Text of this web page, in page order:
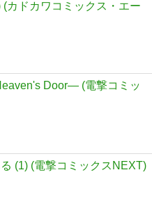
カドカワコミックス・エー
Door― (電撃コミッ
(1) (電撃コミックスNEXT)